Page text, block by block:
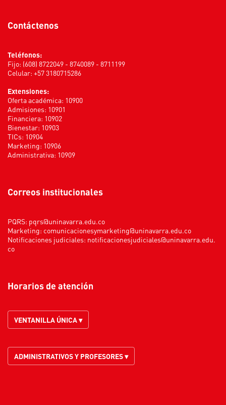
Contáctenos
Teléfonos:
Fijo: (608) 8722049 - 8740089 - 8711199
Celular: +57 3180715286
Extensiones:
Oferta académica: 10900
Admisiones: 10901
Financiera: 10902
Bienestar: 10903
TICs: 10904
Marketing: 10906
Administrativa: 10909
Correos institucionales
PQRS: pqrs@uninavarra.edu.co
Marketing: comunicacionesymarketing@uninavarra.edu.co
Notificaciones judiciales: notificacionesjudiciales@uninavarra.edu.
co
Horarios de atención
VENTANILLA ÚNICA ▾
ADMINISTRATIVOS Y PROFESORES ▾